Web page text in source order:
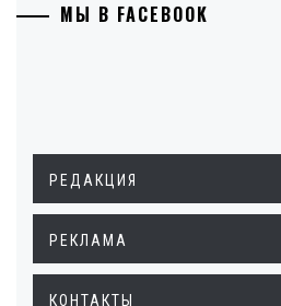
МЫ В FACEBOOK
РЕДАКЦИЯ
РЕКЛАМА
КОНТАКТЫ